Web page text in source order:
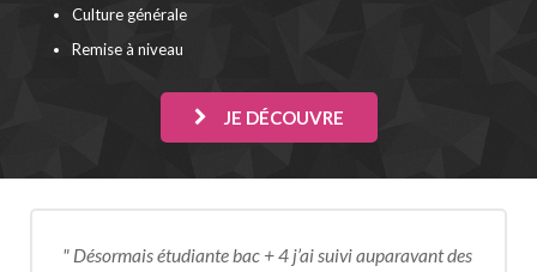
Culture générale
Remise à niveau
JE DÉCOUVRE
Désormais étudiante bac + 4 j’ai suivi auparavant des